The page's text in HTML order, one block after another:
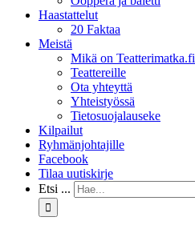
Haastattelut
20 Faktaa
Meistä
Mikä on Teatterimatka.fi
Teattereille
Ota yhteyttä
Yhteistyössä
Tietosuojalauseke
Kilpailut
Ryhmänjohtajille
Facebook
Tilaa uutiskirje
Etsi ...